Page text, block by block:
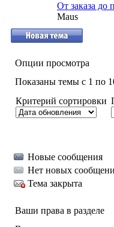
От заказа
Maus
Опции просмотра
Показаны темы с 1 по
Критерий сортировки
Новые сообщения
Нет новых
Тема закрыта
Ваши права в разделе